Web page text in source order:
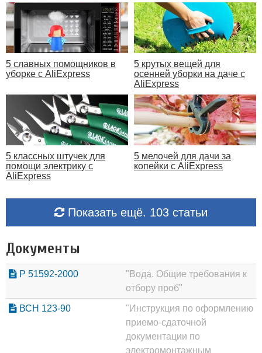
5 славных помощников в
уборке с AliExpress
5 крутых вещей для
осенней уборки на даче с
AliExpress
5 классных штучек для
помощи электрику с
AliExpress
5 мелочей для дачи за
копейки с AliExpress
Показать ещё. 103 статьи
Документы
Р 51592-2000
"Вода. Общие требования к
отбору проб"
ВСН 123-90
"Инструкция по оформлению
приемо-сдаточной
документации по
электромонтажным